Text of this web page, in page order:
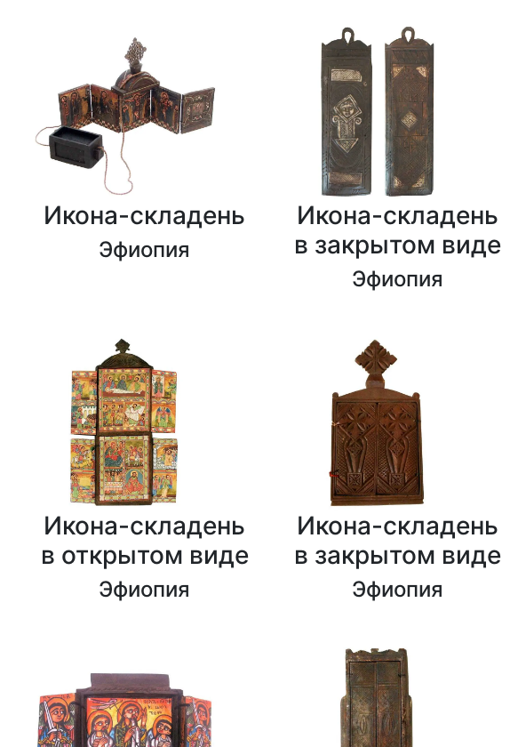
Икона-складень
Эфиопия
Икона-складень
в закрытом виде
Эфиопия
Икона-складень
в открытом виде
Эфиопия
Икона-складень
в закрытом виде
Эфиопия